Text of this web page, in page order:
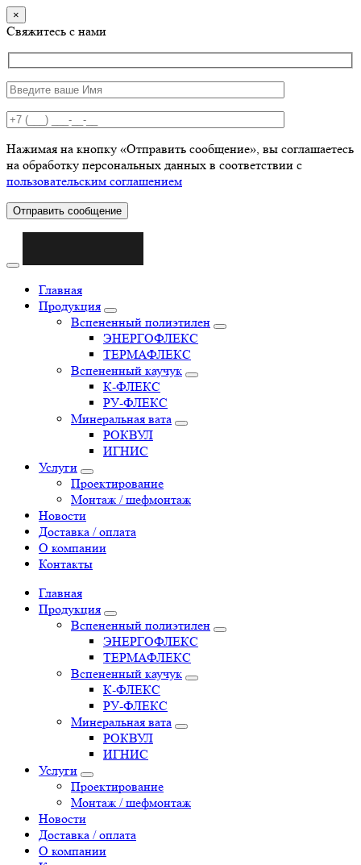
×
Свяжитесь с нами
Нажимая на кнопку «Отправить сообщение», вы соглашаетесь
на обработку персональных данных в соответствии с
пользовательским соглашением
Отправить сообщение
Главная
Продукция
Вспененный полиэтилен
ЭНЕРГОФЛЕКС
ТЕРМАФЛЕКС
Вспененный каучук
К-ФЛЕКС
РУ-ФЛЕКС
Минеральная вата
РОКВУЛ
ИГНИС
Услуги
Проектирование
Монтаж / шефмонтаж
Новости
Доставка / оплата
О компании
Контакты
Главная
Продукция
Вспененный полиэтилен
ЭНЕРГОФЛЕКС
ТЕРМАФЛЕКС
Вспененный каучук
К-ФЛЕКС
РУ-ФЛЕКС
Минеральная вата
РОКВУЛ
ИГНИС
Услуги
Проектирование
Монтаж / шефмонтаж
Новости
Доставка / оплата
О компании